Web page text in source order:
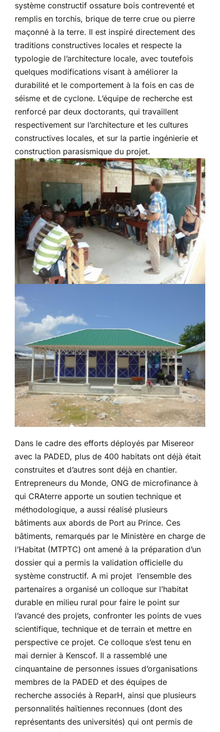
système constructif ossature bois contreventé et
remplis en torchis, brique de terre crue ou pierre
maçonné à la terre. Il est inspiré directement des
traditions constructives locales et respecte la
typologie de l’architecture locale, avec toutefois
quelques modifications visant à améliorer la
durabilité et le comportement à la fois en cas de
séisme et de cyclone. L’équipe de recherche est
renforcé par deux doctorants, qui travaillent
respectivement sur l’architecture et les cultures
constructives locales, et sur la partie ingénierie et
construction parasismique du projet.
Dans le cadre des efforts déployés par Misereor
avec la PADED, plus de 400 habitats ont déjà était
construites et d’autres sont déjà en chantier.
Entrepreneurs du Monde, ONG de microfinance à
qui CRAterre apporte un soutien technique et
méthodologique, a aussi réalisé plusieurs
bâtiments aux abords de Port au Prince. Ces
bâtiments, remarqués par le Ministère en charge de
l’Habitat (MTPTC) ont amené à la préparation d’un
dossier qui a permis la validation officielle du
système constructif. A mi projet l’ensemble des
partenaires a organisé un colloque sur l’habitat
durable en milieu rural pour faire le point sur
l’avancé des projets, confronter les points de vues
scientifique, technique et de terrain et mettre en
perspective ce projet. Ce colloque s’est tenu en
mai dernier à Kenscof. Il a rassemblé une
cinquantaine de personnes issues d’organisations
membres de la PADED et des équipes de
recherche associés à ReparH, ainsi que plusieurs
personnalités haïtiennes reconnues (dont des
représentants des universités) qui ont permis de